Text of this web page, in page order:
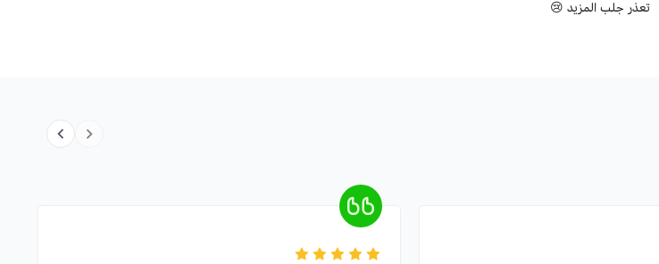
تعذر جلب المزيد 😢